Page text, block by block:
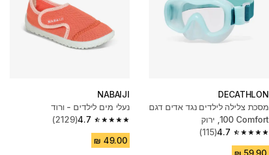
DECATHLON
מסכת צלילה לילדים נגד אדים דגם
‎100 Comfort, ירוק
4.7
4.7 out of 5 stars from 115 reviews
(115)
NABAIJI
נעלי מים לילדים - ורוד
4.7
4.7 out of 5 stars from 2129 reviews
(2129)